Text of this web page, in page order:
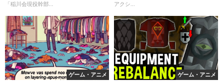
「稲川会現役幹部...
アクシ...
ゲーム・アニメ ゲーム・アニメ